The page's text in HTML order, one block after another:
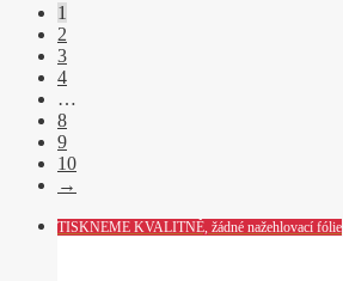
1
2
3
4
…
8
9
10
→
TISKNEME KVALITNĚ, žádné nažehlovací fólie